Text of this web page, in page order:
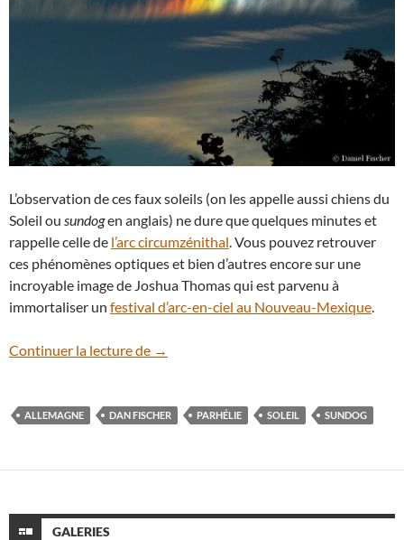
L’observation de ces faux soleils (on les appelle aussi chiens du
Soleil ou sundogen anglais) ne dure que quelques minutes et
rappelle celle de l’arc circumzénithal. Vous pouvez retrouver
ces phénomènes optiques et bien d’autres encore sur une
incroyable image de Joshua Thomas qui est parvenu à
immortaliser un festival d’arc-en-ciel au Nouveau-Mexique.
Continuer la lecture de Un spectaculaire parhélie photographié
→
ALLEMAGNE DAN FISCHER PARHÉLIE SOLEIL SUNDOG
GALERIES